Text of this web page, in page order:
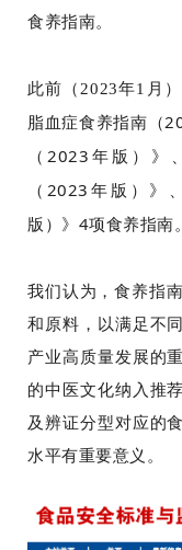
食养指南。
此前（2023年1月
脂血症食养指南（
（2023年版）
（2023年版）》
版）》4项食养指南。
我们认为，食养指南
和原料，以满足不
产业高质量发展的
的中医文化纳入推
及辨证分型对应的
水平有重要意义。